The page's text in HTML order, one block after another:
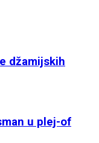
džamijskih
u plej-of